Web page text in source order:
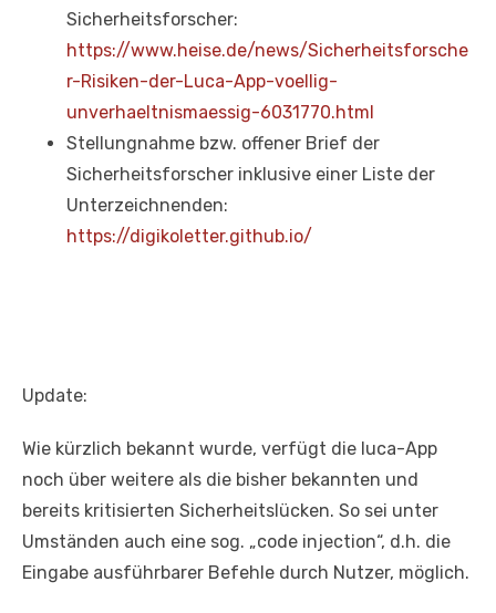
Sicherheitsforscher:
https://www.heise.de/news/Sicherheitsforsche
r-Risiken-der-Luca-App-voellig-
unverhaeltnismaessig-6031770.html
Stellungnahme bzw. offener Brief der
Sicherheitsforscher inklusive einer Liste der
Unterzeichnenden:
https://digikoletter.github.io/
Update:
Wie kürzlich bekannt wurde, verfügt die luca-App
noch über weitere als die bisher bekannten und
bereits kritisierten Sicherheitslücken. So sei unter
Umständen auch eine sog. „code injection“, d.h. die
Eingabe ausführbarer Befehle durch Nutzer, möglich.